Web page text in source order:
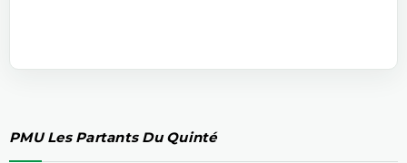
PMU Les Partants Du Quinté